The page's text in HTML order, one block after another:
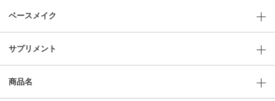
ベースメイク
サプリメント
商品名